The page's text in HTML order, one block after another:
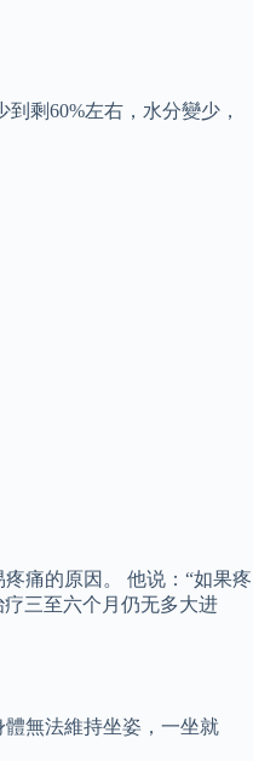
剩60%左右，水分變少，
痛的原因。 他说：“如果疼
三至六个月仍无多大进
無法維持坐姿，一坐就